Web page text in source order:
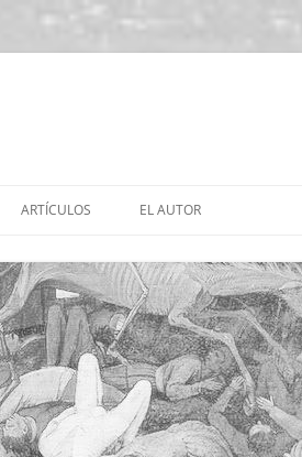
ARTÍCULOS EL AUTOR